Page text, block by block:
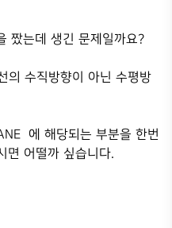
짰는데 생긴 문제일까요?
의 수직방향이 아닌 수평방
에 해당되는 부분을 한번
면 어떨까 싶습니다.